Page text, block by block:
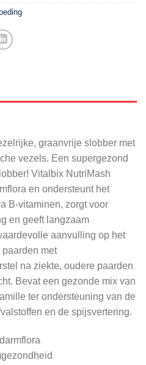
graanvrije slobber met
vezels. Een supergezond
Vitalbix NutriMash
en ondersteunt het
B-vitaminen, zorgt voor
en geeft langzaam
aanvulling op het
met
na ziekte, oudere paarden
Bevat een gezonde mix van
ter ondersteuning van de
en de spijsvertering.